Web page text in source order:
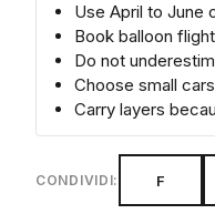
Use April to June
Book balloon
Do not
Choose small
Carry layers
CONDIVIDI: F